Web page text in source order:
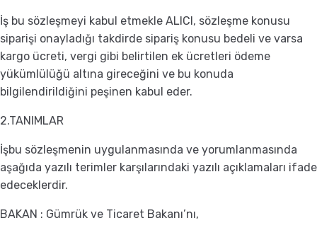
İş bu sözleşmeyi kabul etmekle ALICI, sözleşme konusu
siparişi onayladığı takdirde sipariş konusu bedeli ve varsa
kargo ücreti, vergi gibi belirtilen ek ücretleri ödeme
yükümlülüğü altına gireceğini ve bu konuda
bilgilendirildiğini peşinen kabul eder.
2.TANIMLAR
İşbu sözleşmenin uygulanmasında ve yorumlanmasında
aşağıda yazılı terimler karşılarındaki yazılı açıklamaları ifade
edeceklerdir.
BAKAN : Gümrük ve Ticaret Bakanı’nı,